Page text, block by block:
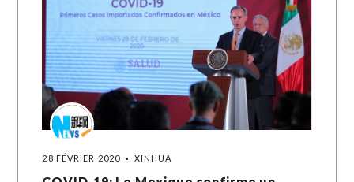
28 FÉVRIER 2020 XINHUA